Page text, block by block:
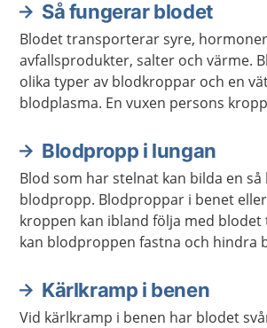
Så fungerar blodet
Blodet transporterar syre,
avfallsprodukter, salter och värme.
olika typer av blodkroppar och en
blodplasma. En vuxen persons
Blodpropp i lungan
Blod som har stelnat kan bilda en så
blodpropp. Blodproppar i benet
kroppen kan ibland följa med blodet
kan blodproppen fastna och hindra
Kärlkramp i benen
Vid kärlkramp i benen har blodet